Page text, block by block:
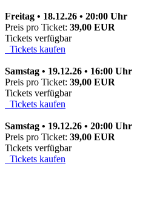
Freitag • 18.12.26 • 20:00 Uhr
Preis pro Ticket: 39,00 EUR
Tickets verfügbar
Tickets kaufen
Samstag • 19.12.26 • 16:00 Uhr
Preis pro Ticket: 39,00 EUR
Tickets verfügbar
Tickets kaufen
Samstag • 19.12.26 • 20:00 Uhr
Preis pro Ticket: 39,00 EUR
Tickets verfügbar
Tickets kaufen